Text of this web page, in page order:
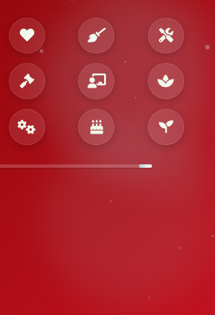
تأمين أفضل الخدمات لباب بيتك